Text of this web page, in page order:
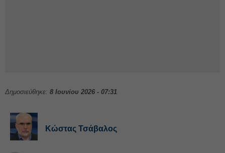
Δημοσιεύθηκε: 8 Ιουνίου 2026 - 07:31
Κώστας Τσάβαλος